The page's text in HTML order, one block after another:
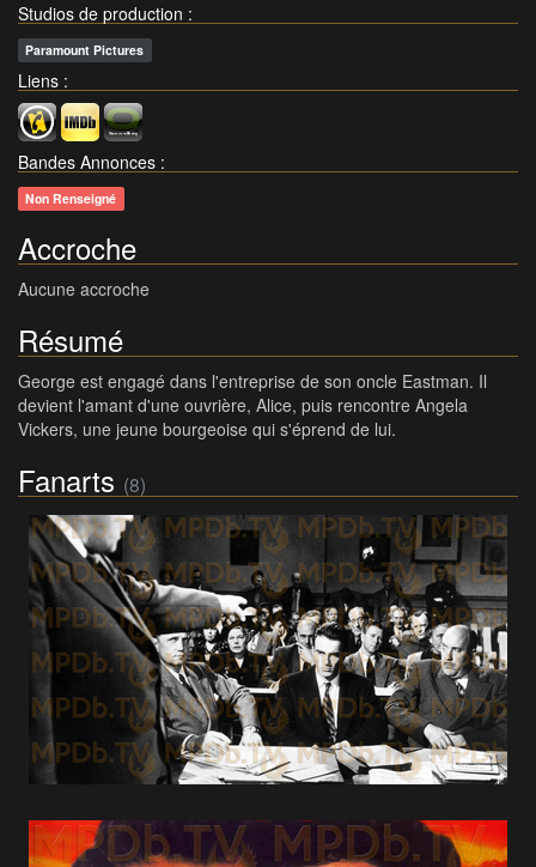
Studios de production :
Paramount Pictures
Liens :
Bandes Annonces :
Non Renseigné
Accroche
Aucune accroche
Résumé
George est engagé dans l'entreprise de son oncle Eastman. Il
devient l'amant d'une ouvrière, Alice, puis rencontre Angela
Vickers, une jeune bourgeoise qui s'éprend de lui.
Fanarts (8)